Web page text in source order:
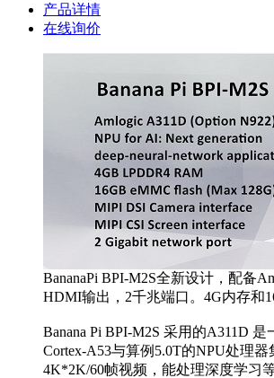
产品详情
在线询价
BananaPi BPI-M2S全新设计，配备
HDMI输出，2千兆端口。4G内存和
Banana Pi BPI-M2S 采用的A311D
Cortex-A53与算例5.0T的NPU处理
4K*2K/60帧视频，能处理深度学习